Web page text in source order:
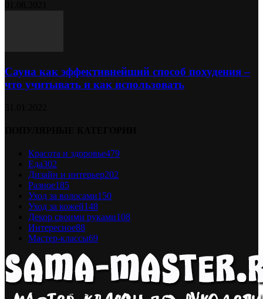
Сауна как эффективнейший способ похудения –
что учитывать и как использовать
Красота и здоровье479
Еда302
Дизайн и интерьер202
Разное185
Уход за волосами150
Уход за кожей148
Декор своими руками108
Интересное88
Мастер-классы69